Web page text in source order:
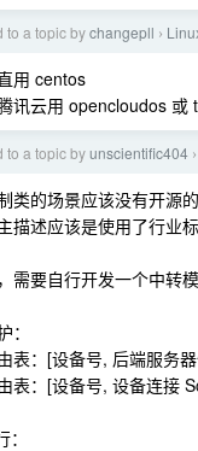
to a topic bychangepll ›
用 centos
讯云用 opencloudos 或
to a topic byunscientific404 ›
类的场景应该没有开源的
描述应该是使用了行业
需要自行开发一个中转
：
表：[设备号, 后端服务
表：[设备号, 设备连接